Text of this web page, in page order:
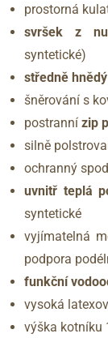
prostorná
svršek z
syntetické)
středně
šněrování s
postranní zip
silně
ochranný
uvnitř teplá
syntetické
vyjímatelná
podpora
funkční
vysoká
výška kotníku